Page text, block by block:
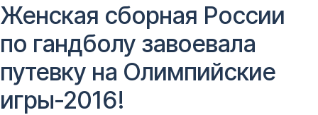
Женская сборная России
по гандболу завоевала
путевку на Олимпийские
игры-2016!